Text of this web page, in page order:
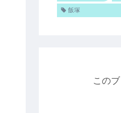
飯塚
この